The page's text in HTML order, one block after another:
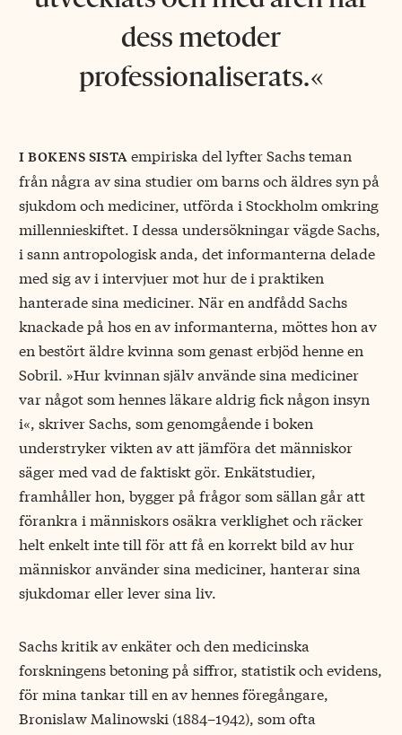
dess metoder
professionaliserats.
i bokens sistaempiriska del lyfter Sachs teman
från några av sina studier om barns och äldres syn på
sjukdom och mediciner, utförda i Stockholm omkring
millennieskiftet. I dessa undersökningar vägde Sachs,
i sann antropologisk anda, det informanterna delade
med sig av i intervjuer mot hur de i praktiken
hanterade sina mediciner. När en andfådd Sachs
knackade på hos en av informanterna, möttes hon av
en bestört äldre kvinna som genast erbjöd henne en
Sobril. »Hur kvinnan själv använde sina mediciner
var något som hennes läkare aldrig fick någon insyn
i«, skriver Sachs, som genomgående i boken
understryker vikten av att jämföra det människor
säger med vad de faktiskt gör. Enkätstudier,
framhåller hon, bygger på frågor som sällan går att
förankra i människors osäkra verklighet och räcker
helt enkelt inte till för att få en korrekt bild av hur
människor använder sina mediciner, hanterar sina
sjukdomar eller lever sina liv.
Sachs kritik av enkäter och den medicinska
forskningens betoning på siffror, statistik och evidens,
för mina tankar till en av hennes föregångare,
Bronislaw Malinowski (1884–1942), som ofta